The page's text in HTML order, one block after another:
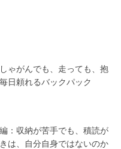
しゃがんでも、走っても、抱
日頼れるバックパック
編：収納が苦手でも、積読が
は、自分自身ではないのか